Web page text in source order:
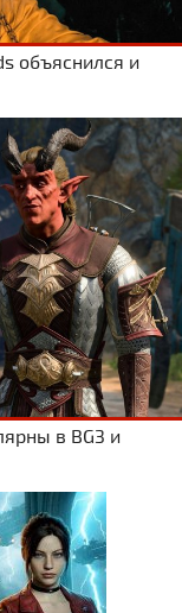
объяснился и
в BG3 и